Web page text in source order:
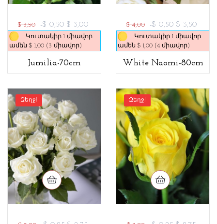
$ 3,50 -$ 0,50 $ 3,00
Կուտակիր 1 միավոր
ամեն $ 1,00 (3 միավոր)
Jumilia-70cm
$ 4,00 -$ 0,50 $ 3,50
Կուտակիր 1 միավոր
ամեն $ 1,00 (4 միավոր)
White Naomi-80cm
Զեղջ! Զեղջ!